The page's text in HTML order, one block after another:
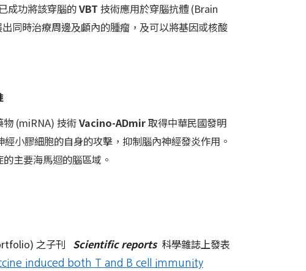
成功將該穿腦的VBT 技術應用於穿腦抗體 (Brain
時治療周邊及顱內的腫瘤，及可以將基因或核酸
物 (miRNA) 技術Vacino-ADmir取得中華民國發明
小膠細胞的自身的攻擊，抑制腦內神經發炎作用。
主要海馬迴的腦區域。
之子刊 Scientific reports 科學雜誌上發表
induced both T and B cell immunity